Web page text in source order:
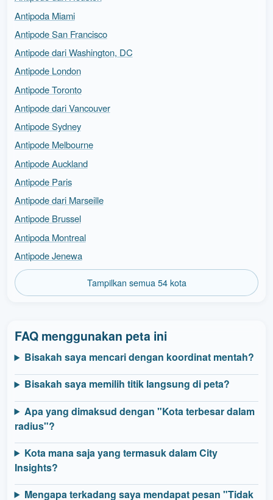
Antipoda Miami
Antipode San Francisco
Antipode dari Washington, DC
Antipode London
Antipode Toronto
Antipode dari Vancouver
Antipode Sydney
Antipode Melbourne
Antipode Auckland
Antipode Paris
Antipode dari Marseille
Antipode Brussel
Antipoda Montreal
Antipode Jenewa
Tampilkan semua 54 kota
FAQ menggunakan peta ini
Bisakah saya mencari dengan koordinat mentah?
Bisakah saya memilih titik langsung di peta?
Apa yang dimaksud dengan "Kota terbesar dalam
radius"?
Kota mana saja yang termasuk dalam City
Insights?
Mengapa terkadang saya mendapat pesan "Tidak